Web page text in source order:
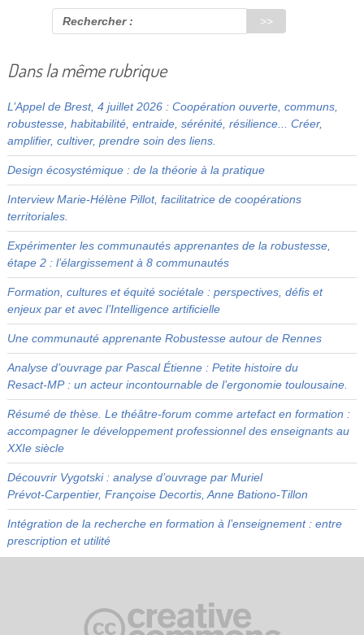
Rechercher :
Dans la même rubrique
L’Appel de Brest, 4 juillet 2026 : Coopération ouverte, communs,
robustesse, habitabilité, entraide, sérénité, résilience... Créer,
amplifier, cultiver, prendre soin des liens.
Design écosystémique : de la théorie à la pratique
Interview Marie-Hélène Pillot, facilitatrice de coopérations
territoriales.
Expérimenter les communautés apprenantes de la robustesse,
étape 2 : l’élargissement à 8 communautés
Formation, cultures et équité sociétale : perspectives, défis et
enjeux par et avec l’Intelligence artificielle
Une communauté apprenante Robustesse autour de Rennes
Analyse d’ouvrage par Pascal Étienne : Petite histoire du
Resact‑MP : un acteur incontournable de l’ergonomie toulousaine.
Résumé de thèse. Le théâtre-forum comme artefact en formation :
accompagner le développement professionnel des enseignants au
XXIe siècle
Découvrir Vygotski : analyse d’ouvrage par Muriel
Prévot‑Carpentier, Françoise Decortis, Anne Bationo‑Tillon
Intégration de la recherche en formation à l’enseignement : entre
prescription et utilité